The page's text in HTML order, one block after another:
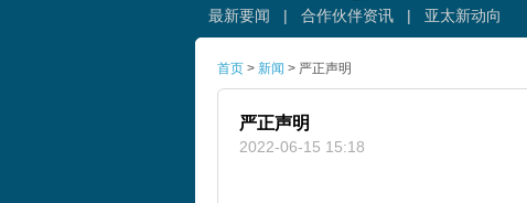
最新要闻 | 合作伙伴资讯 | 亚太新动向
首页 > 新闻 > 严正声明
严正声明
2022-06-15 15:18